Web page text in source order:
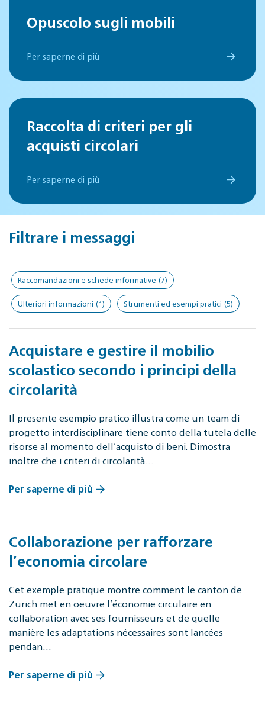
Opuscolo sugli mobili
Per saperne di più
Raccolta di criteri per gli
acquisti circolari
Per saperne di più
Filtrare i messaggi
Raccomandazioni e schede informative (7)
Ulteriori informazioni (1) Strumenti ed esempi pratici (5)
Acquistare e gestire il mobilio
scolastico secondo i principi della
circolarità
Il presente esempio pratico illustra come un team di
progetto interdisciplinare tiene conto della tutela delle
risorse al momento dell’acquisto di beni. Dimostra
inoltre che i criteri di circolarità…
Per saperne di più
Collaborazione per rafforzare
l’economia circolare
Cet exemple pratique montre comment le canton de
Zurich met en oeuvre l’économie circulaire en
collaboration avec ses fournisseurs et de quelle
manière les adaptations nécessaires sont lancées
pendan…
Per saperne di più